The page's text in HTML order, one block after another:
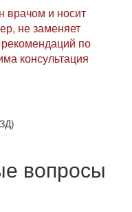
врачом и носит
не заменяет
по
консультация
вопросы